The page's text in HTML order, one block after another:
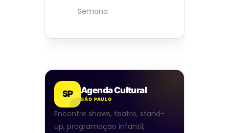
Semana
SP Agenda Cultural
SÃO PAULO
Encontre shows, teatro, stand-
up, programação infantil,